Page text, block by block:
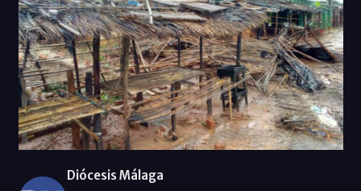
Diócesis Málaga